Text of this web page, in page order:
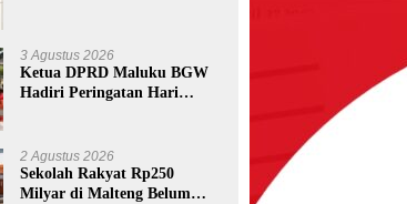
3 Agustus 2026
Ketua DPRD Maluku BGW
Hadiri Peringatan Hari
Orang Basudara
2 Agustus 2026
Sekolah Rakyat Rp250
Milyar di Malteng Belum